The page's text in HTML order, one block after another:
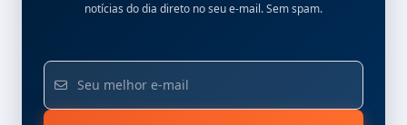
notícias do dia direto no seu e-mail. Sem spam.